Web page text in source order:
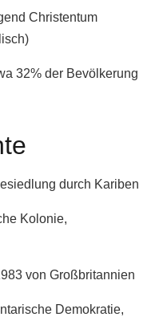
Christentum
32% der Bevölkerung
durch Kariben
Kolonie,
von Großbritannien
Demokratie,